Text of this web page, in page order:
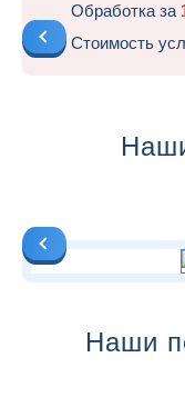
Обработка за
Стоимость
Наши